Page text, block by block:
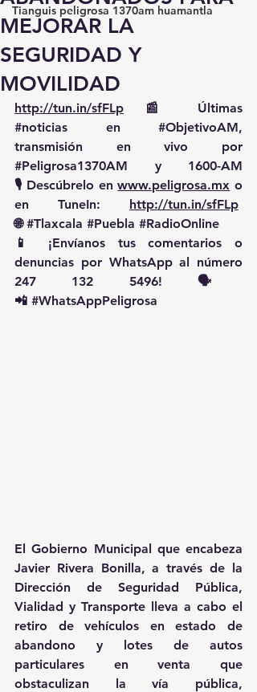
Tianguis peligrosa 1370am huamantla
MEJORAR LA
SEGURIDAD Y
MOVILIDAD
http://tun.in/sfFLp
#noticias en #ObjetivoAM,
#Peligrosa1370AM y 1600-AM
🎙️ Descúbrelo en www.peligrosa.mx o
en TuneIn: http://tun.in/sfFLp
🌐 #Tlaxcala #Puebla #RadioOnline
📱 ¡Envíanos tus comentarios o
denuncias por WhatsApp al número
247 132 5496! 🗣️
📲 #WhatsAppPeligrosa
El Gobierno Municipal que encabeza
Javier Rivera Bonilla, a través de la
Dirección de Seguridad Pública,
Vialidad y Transporte lleva a cabo el
retiro de vehículos en estado de
abandono y lotes de autos
particulares en venta que
obstaculizan la vía pública,